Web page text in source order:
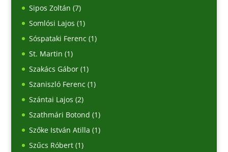
Sipos Zoltán (7)
Somlósi Lajos (1)
Sóspataki Ferenc (1)
St. Martin (1)
Szakács Gábor(1)
Szaniszló Ferenc (1)
Szántai Lajos (2)
Szathmári Botond (1)
Szőke István Atilla (1)
Szűcs Róbert(1)